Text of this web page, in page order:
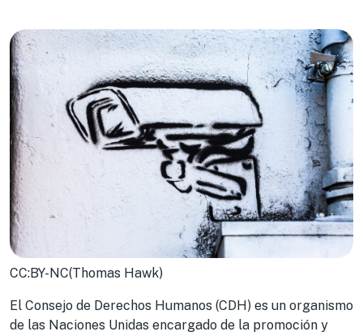
CC:BY-NC(Thomas Hawk)
El Consejo de Derechos Humanos (CDH) es un organismo
de las Naciones Unidas encargado de la promoción y